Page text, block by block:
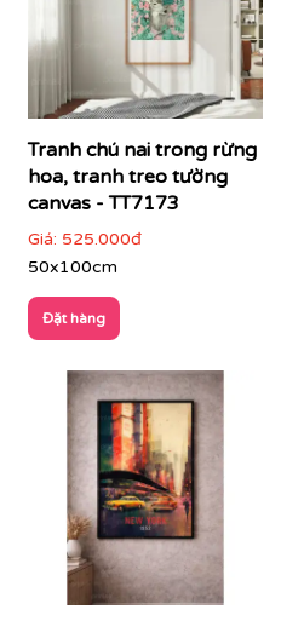
giãn tinh thần, tăng cảm
Tranh chú nai trong rừng
hoa, tranh treo tường
canvas - TT7173
Giá: 525.000đ
50x100cm
Đặt hàng